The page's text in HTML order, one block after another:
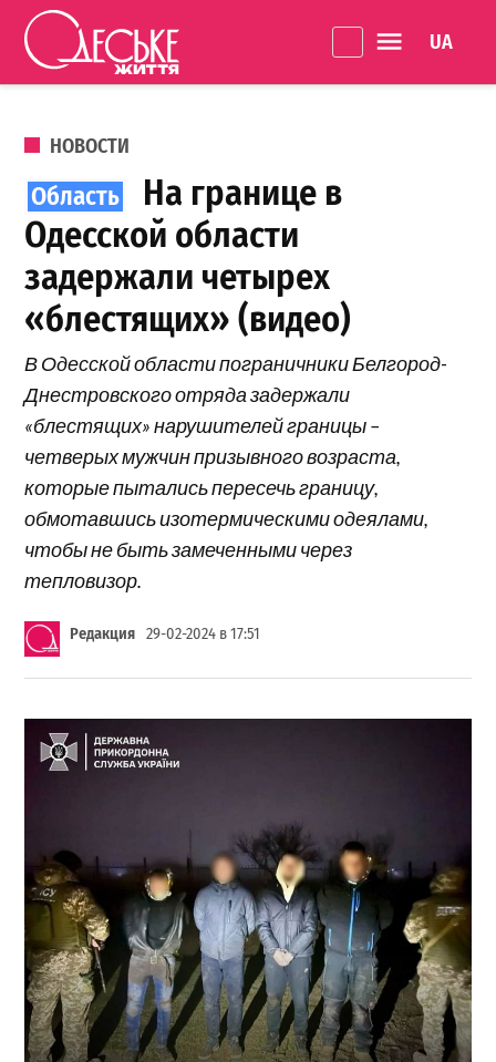
Перейти к содержанию
життя
ОПУБЛИКОВАНО В
НОВОСТИ
На границе в
Одесской области
задержали четырех
«блестящих» (видео)
В Одесской области пограничники Белгород-
Днестровского отряда задержали
«блестящих» нарушителей границы –
четверых мужчин призывного возраста,
которые пытались пересечь границу,
обмотавшись изотермическими одеялами,
чтобы не быть замеченными через
тепловизор.
Редакция 29-02-2024 в 17:51